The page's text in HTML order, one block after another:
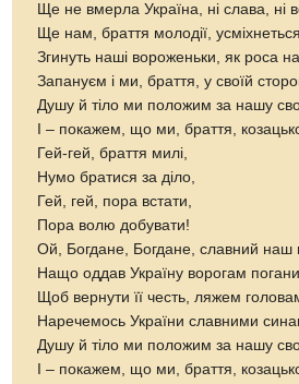
Ще не вмерла Україна, ні слава, ні
Ще нам, браття молодії,
Згинуть наші вороженьки, як роса
Запануєм і ми, браття, у своїй
Душу й тіло ми положим за нашу
І – покажем, що ми, браття,
Гей-гей, браття милі,
Нумо братися за діло,
Гей, гей, пора встати,
Пора волю добувати!
Ой, Богдане, Богдане, славний наш
Нащо оддав Україну ворогам
Щоб вернути її честь, ляжем
Наречемось України славними
Душу й тіло ми положим за нашу
І – покажем, що ми, браття,